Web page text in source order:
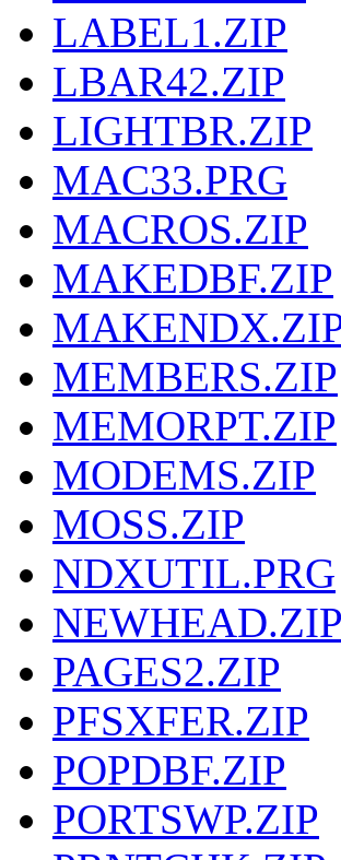
LABEL1.ZIP
LBAR42.ZIP
LIGHTBR.ZIP
MAC33.PRG
MACROS.ZIP
MAKEDBF.ZIP
MEMBERS.ZIP
MEMORPT.ZIP
MODEMS.ZIP
MOSS.ZIP
NDXUTIL.PRG
NEWHEAD.ZIP
PAGES2.ZIP
PFSXFER.ZIP
POPDBF.ZIP
PORTSWP.ZIP